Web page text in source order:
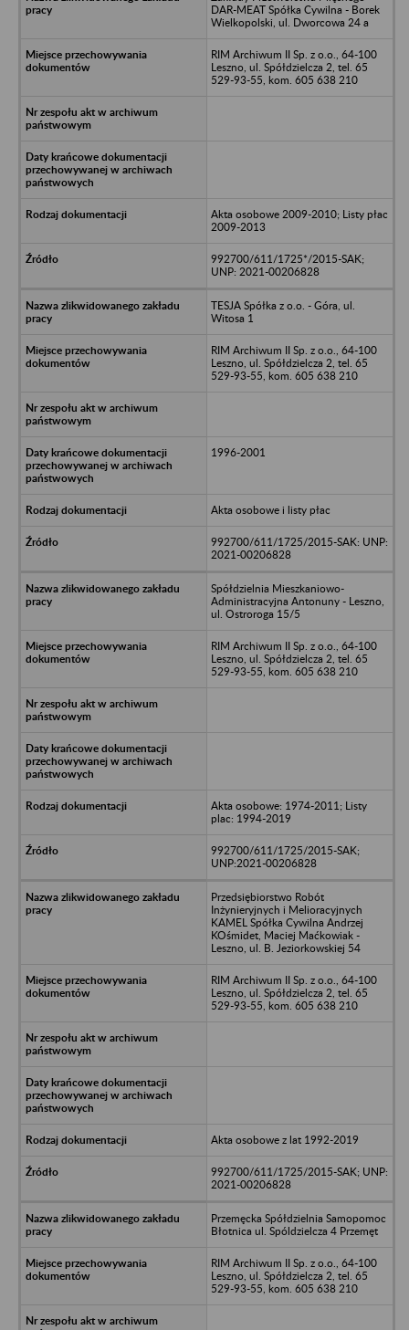
DAR-MEAT Spółka Cywilna - Borek
Wielkopolski, ul. Dworcowa 24 a
RIM Archiwum II Sp. z o.o., 64-100
Leszno, ul. Spółdzielcza 2, tel. 65
529-93-55, kom. 605 638 210
Akta osobowe 2009-2010; Listy płac
2009-2013
992700/611/1725*/2015-SAK;
UNP: 2021-00206828
TESJA Spółka z o.o. - Góra, ul.
Witosa 1
RIM Archiwum II Sp. z o.o., 64-100
Leszno, ul. Spółdzielcza 2, tel. 65
529-93-55, kom. 605 638 210
1996-2001
Akta osobowe i listy płac
992700/611/1725/2015-SAK: UNP:
2021-00206828
Spółdzielnia Mieszkaniowo-
Administracyjna Antonuny - Leszno,
ul. Ostroroga 15/5
RIM Archiwum II Sp. z o.o., 64-100
Leszno, ul. Spółdzielcza 2, tel. 65
529-93-55, kom. 605 638 210
Akta osobowe: 1974-2011; Listy
plac: 1994-2019
992700/611/1725/2015-SAK;
UNP:2021-00206828
Przedsiębiorstwo Robót
Inżynieryjnych i Melioracyjnych
KAMEL Spółka Cywilna Andrzej
KOśmidet, Maciej Maćkowiak -
Leszno, ul. B. Jeziorkowskiej 54
RIM Archiwum II Sp. z o.o., 64-100
Leszno, ul. Spółdzielcza 2, tel. 65
529-93-55, kom. 605 638 210
Akta osobowe z lat 1992-2019
992700/611/1725/2015-SAK; UNP:
2021-00206828
Przemęcka Spółdzielnia Samopomoc
Błotnica ul. Spóldzielcza 4 Przemęt
RIM Archiwum II Sp. z o.o., 64-100
Leszno, ul. Spółdzielcza 2, tel. 65
529-93-55, kom. 605 638 210